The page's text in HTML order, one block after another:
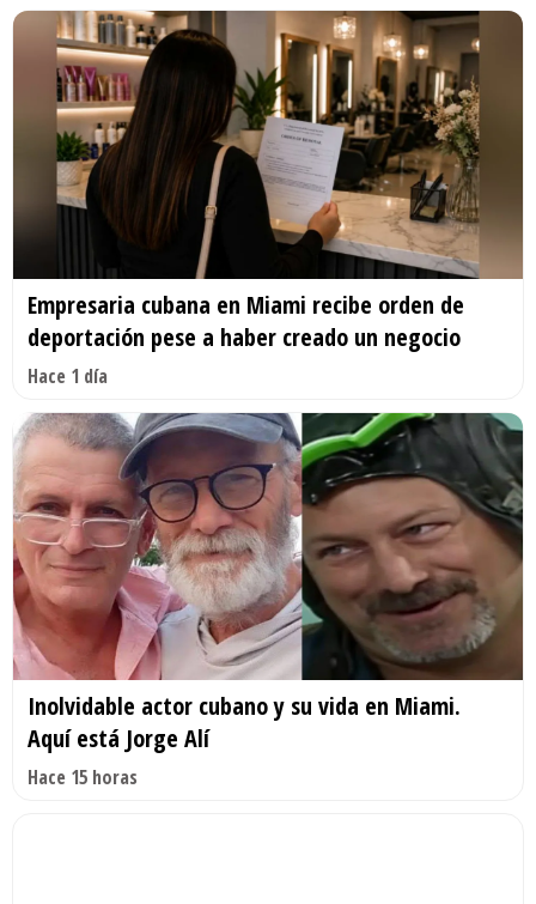
Empresaria cubana en Miami recibe orden de
deportación pese a haber creado un negocio
Hace 1 día
Inolvidable actor cubano y su vida en Miami.
Aquí está Jorge Alí
Hace 15 horas